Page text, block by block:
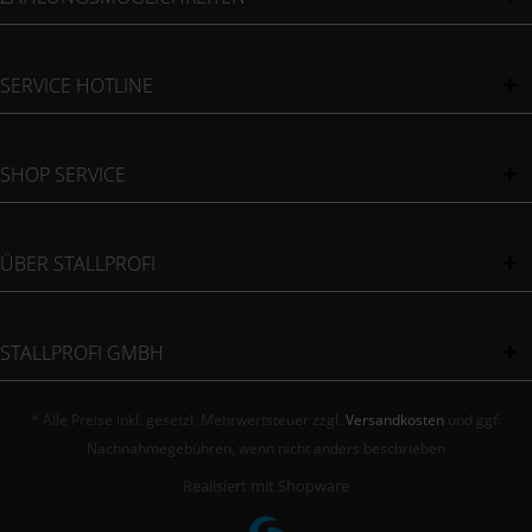
SERVICE HOTLINE
SHOP SERVICE
ÜBER STALLPROFI
STALLPROFI GMBH
* Alle Preise inkl. gesetzl. Mehrwertsteuer zzgl. Versandkosten und ggf.
Nachnahmegebühren, wenn nicht anders beschrieben
Realisiert mit Shopware